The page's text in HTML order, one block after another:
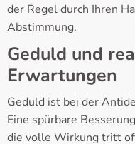
der Regel durch Ihren
Abstimmung.
Geduld und
Erwartungen
Geduld ist bei der
Eine spürbare
die volle Wirkung tritt